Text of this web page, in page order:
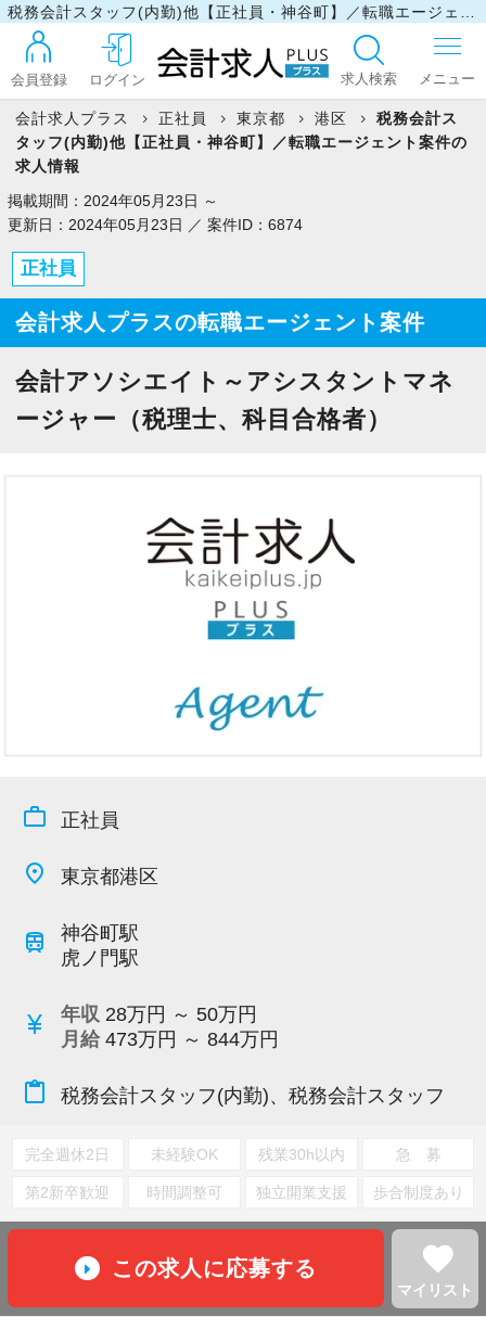
会員登録 ログイン 求人検索
マイリスト
お問い合わせ
PC版サイトを見る
採用ご担当者様
会計求人プラス 正社員 東京都 港区
税務会計ス
タッフ(内勤)他【正社員・神谷町】／転職エージェント案件の
求人情報
掲載期間：2024年05月23日 ～
更新日：2024年05月23日 ／ 案件ID：6874
正社員
会計求人プラスの転職エージェント案件
会計アソシエイト～アシスタントマネ
ージャー（税理士、科目合格者）
work_outline 正社員
place 東京都港区
train
神谷町駅
虎ノ門駅
currency_yen 年収 28万円 ～ 50万円
月給 473万円 ～ 844万円
content_paste 税務会計スタッフ(内勤)、税務会計スタッフ
完全週休2日 未経験OK 残業30h以内 急 募
第2新卒歓迎 時間調整可 独立開業支援 歩合制度あり
この求人に応募する favorite
マイリスト